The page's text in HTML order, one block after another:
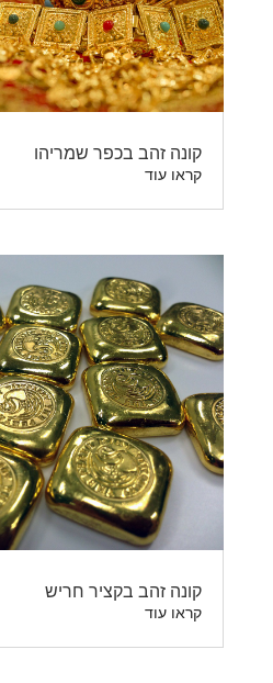
קונה זהב בכפר שמריהו
קראו עוד
קונה זהב בקציר חריש
קראו עוד